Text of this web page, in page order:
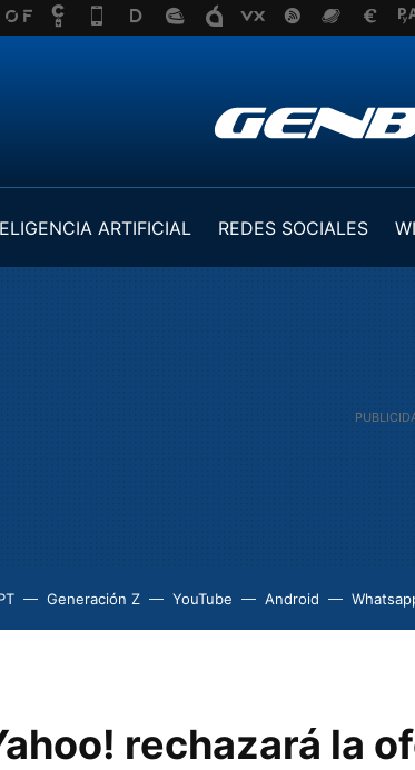
ARTIFICIAL REDES SOCIALES
Generación Z YouTube Android
rechazará la